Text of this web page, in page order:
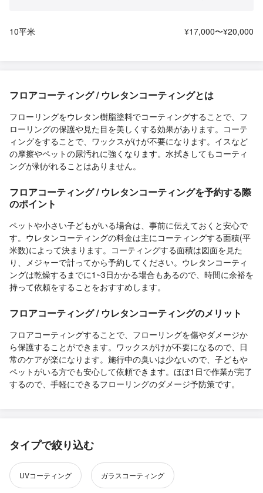
10平米 ¥17,000〜¥20,000
フロアコーティング / ウレタンコーティングとは
フローリングをウレタン樹脂塗料でコーティングすることで、フ
ローリングの保護や見た目を美しくする効果があります。コーテ
ィングをすることで、ワックスがけが不要になります。イスなど
の摩擦やペットの尿汚れに強くなります。水拭きしてもコーティ
ングが剥がれることはありません。
フロアコーティング / ウレタンコーティングを予約する際
のポイント
ペットや小さい子どもがいる場合は、事前に伝えておくと安心で
す。ウレタンコーティングの料金は主にコーティングする面積(平
米数)によって決まります。コーティングする面積は図面を見た
り、メジャーで計ってから予約してください。ウレタンコーティ
ングは乾燥するまでに1~3日かかる場合もあるので、時間に余裕を
持って依頼をすることをおすすめします。
フロアコーティング / ウレタンコーティングのメリット
フロアコーティングすることで、フローリングを傷やダメージか
ら保護することができます。ワックスがけが不要になるので、日
常のケアが楽になります。施行中の臭いは少ないので、子どもや
ペットがいる方でも安心して依頼できます。ほぼ1日で作業が完了
するので、手軽にできるフローリングのダメージ予防策です。
タイプで絞り込む
UVコーティング ガラスコーティング